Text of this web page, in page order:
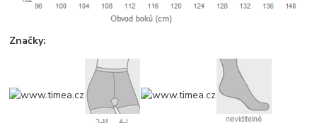
Značky: